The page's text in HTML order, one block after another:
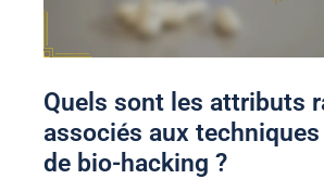
Quels sont les attributs
associés aux techniques
de bio-hacking ?